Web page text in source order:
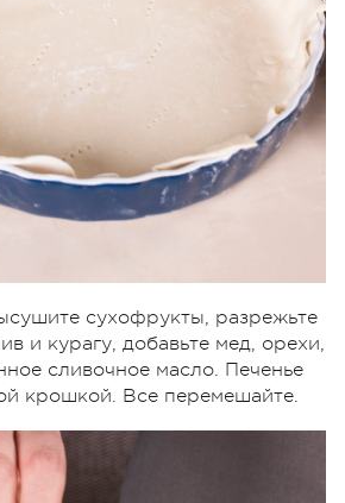
сухофрукты, разрежьте
и курагу, добавьте мед, орехи,
сливочное масло. Печенье
крошкой. Все перемешайте.